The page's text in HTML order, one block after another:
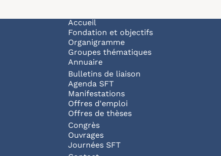
Navigation principale
Accueil
Fondation et objectifs
Organigramme
Groupes thématiques
Annuaire
Bulletins de liaison
Agenda SFT
Manifestations
Offres d'emploi
Offres de thèses
Congrès
Ouvrages
Journées SFT